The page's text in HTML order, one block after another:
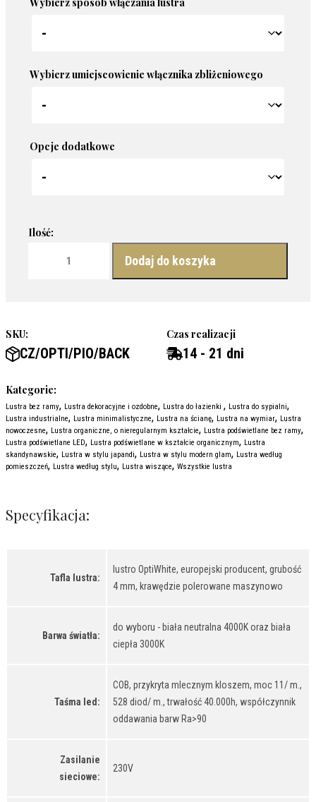
Wybierz umiejscowienie włącznika zbliżeniowego
Opcje dodatkowe
ilość LUSTRO O ORGANICZNYM KSZTAŁCIE PODŚWIETLANE -
Dodaj do koszyka
SKU:
CZ/OPTI/PIO/BACK
Czas realizacji
14 - 21 dni
Kategorie:
Lustra bez ramy, Lustra dekoracyjne i ozdobne, Lustra do łazienki , Lustra do sypialni,
Lustra industrialne, Lustra minimalistyczne, Lustra na ścianę, Lustra na wymiar, Lustra
nowoczesne, Lustra organiczne, o nieregularnym kształcie, Lustra podświetlane bez ramy,
Lustra podświetlane LED, Lustra podświetlane w kształcie organicznym, Lustra
skandynawskie, Lustra w stylu japandi, Lustra w stylu modern glam, Lustra według
pomieszczeń, Lustra według stylu, Lustra wiszące, Wszystkie lustra
Specyfikacja:
Tafla lustra:
lustro OptiWhite, europejski producent, grubość
4 mm, krawędzie polerowane maszynowo
Barwa światła:
do wyboru - biała neutralna 4000K oraz biała
ciepła 3000K
Taśma led:
COB, przykryta mlecznym kloszem, moc 11/ m.,
528 diod/ m., trwałość 40.000h, współczynnik
oddawania barw Ra>90
Zasilanie
sieciowe:
230V